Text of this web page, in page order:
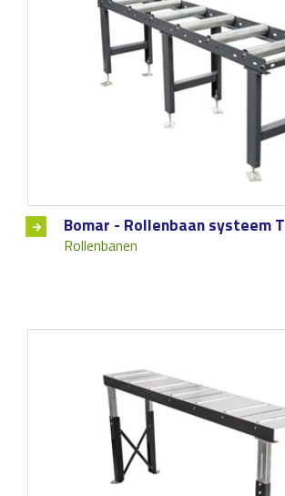
Bomar - Rollenbaan systeem T
Rollenbanen